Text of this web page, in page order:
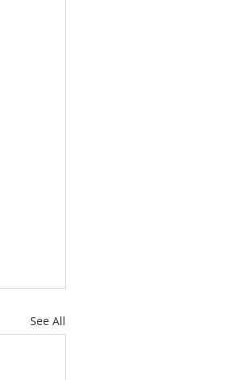
See All